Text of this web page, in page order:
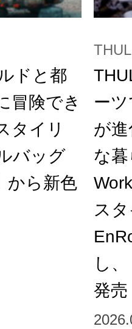
ドと都
冒険でき
タイリ
バッグ
から新色
ー
が
な
ス
し
発売